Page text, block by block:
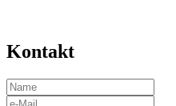
Kontakt